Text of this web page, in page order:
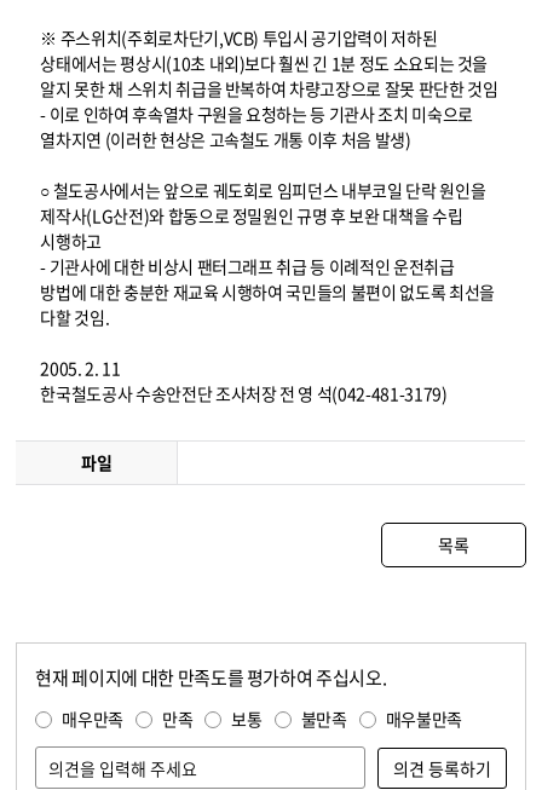
※ 주스위치(주회로차단기,VCB) 투입시 공기압력이 저하된
상태에서는 평상시(10초 내외)보다 훨씬 긴 1분 정도 소요되는 것을
알지 못한 채 스위치 취급을 반복하여 차량고장으로 잘못 판단한 것임
- 이로 인하여 후속열차 구원을 요청하는 등 기관사 조치 미숙으로
열차지연 (이러한 현상은 고속철도 개통 이후 처음 발생)
○ 철도공사에서는 앞으로 궤도회로 임피던스 내부코일 단락 원인을
제작사(LG산전)와 합동으로 정밀원인 규명 후 보완 대책을 수립
시행하고
- 기관사에 대한 비상시 팬터그래프 취급 등 이례적인 운전취급
방법에 대한 충분한 재교육 시행하여 국민들의 불편이 없도록 최선을
다할 것임.
2005. 2. 11
한국철도공사 수송안전단 조사처장 전 영 석(042-481-3179)
파일
목록
현재 페이지에 대한 만족도를 평가하여 주십시오.
매우만족 만족 보통 불만족 매우불만족